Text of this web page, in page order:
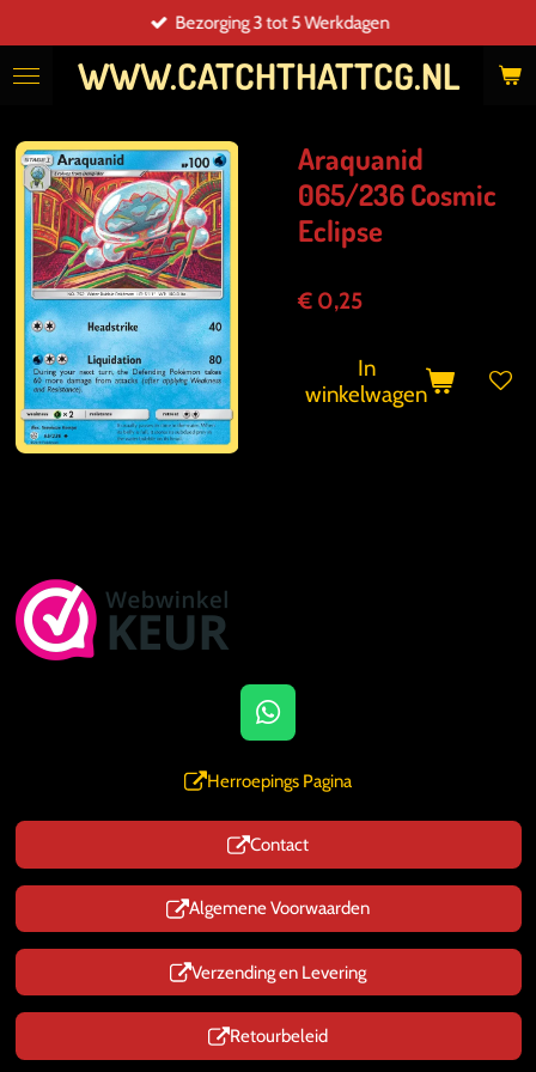
direct
naar
WWW.CATCHTHATTCG.NL
Bezorging 3 tot 5 Werkdagen
Araquanid
065/236 Cosmic
Eclipse
€ 0,25
In
winkelwagen
W
h
a
s
A
p
p
Herroepings Pagina
Contact
Algemene Voorwaarden
Verzending en Levering
Retourbeleid